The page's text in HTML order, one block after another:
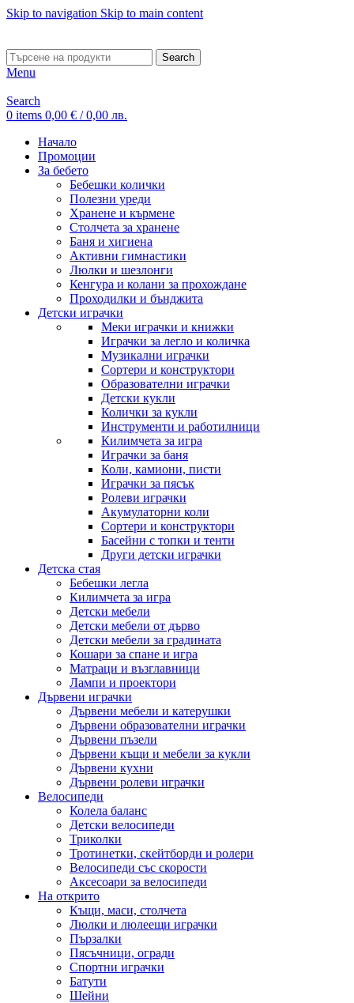
Skip to navigation Skip to main content
Search
Menu
Search
0 items 0,00 € / 0,00 лв.
Начало
Промоции
За бебето
Бебешки колички
Полезни уреди
Хранене и кърмене
Столчета за хранене
Баня и хигиена
Активни гимнастики
Люлки и шезлонги
Кенгура и колани за прохождане
Проходилки и бънджита
Детски играчки
Меки играчки и книжки
Играчки за легло и количка
Музикални играчки
Сортери и конструктори
Образователни играчки
Детски кукли
Колички за кукли
Инструменти и работилници
Килимчета за игра
Играчки за баня
Коли, камиони, писти
Играчки за пясък
Ролеви играчки
Акумулаторни коли
Сортери и конструктори
Басейни с топки и тенти
Други детски играчки
Детска стая
Бебешки легла
Килимчета за игра
Детски мебели
Детски мебели от дърво
Детски мебели за градината
Кошари за спане и игра
Матраци и възглавници
Лампи и проектори
Дървени играчки
Дървени мебели и катерушки
Дървени образователни играчки
Дървени пъзели
Дървени къщи и мебели за кукли
Дървени кухни
Дървени ролеви играчки
Велосипеди
Колела баланс
Детски велосипеди
Триколки
Тротинетки, скейтборди и ролери
Велосипеди със скорости
Аксесоари за велосипеди
На открито
Къщи, маси, столчета
Люлки и люлеещи играчки
Пързалки
Пясъчници, огради
Спортни играчки
Батути
Шейни